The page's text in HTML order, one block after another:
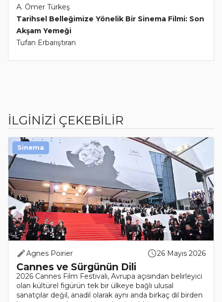
A. Ömer Türkeş
Tarihsel Belleğimize Yönelik Bir Sinema Filmi: Son
Akşam Yemeği
Tufan Erbarıştıran
İLGİNİZİ ÇEKEBİLİR
Agnes Poirier 26 Mayıs 2026
Cannes ve Sürgünün Dili
2026 Cannes Film Festivali, Avrupa açısından belirleyici
olan kültürel figürün tek bir ülkeye bağlı ulusal
sanatçılar değil, anadil olarak aynı anda birkaç dil birden
Sinema